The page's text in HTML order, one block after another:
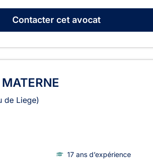
Contactercet avocat
de Liege)
17 ans d’expérience